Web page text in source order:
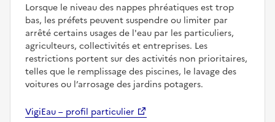
Lorsque le niveau des nappes phréatiques est trop
bas, les préfets peuvent suspendre ou limiter par
arrêté certains usages de l'eau par les particuliers,
agriculteurs, collectivités et entreprises. Les
restrictions portent sur des activités non prioritaires,
telles que le remplissage des piscines, le lavage des
voitures ou l’arrosage des jardins potagers.
VigiEau – profil particulier